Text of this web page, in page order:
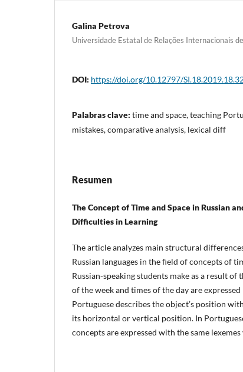
Galina Petrova
Universidade Estatal de Relações Internacionais
DOI: https://doi.org/10.12797/
Palabras clave: time and space, teaching
mistakes, comparative analysis, lexical diff
Resumen
The Concept of Time and Space in Russian
Difficulties in Learning
The article analyzes main structural
Russian languages in the field of concepts of
Russian-speaking students make as a result of
of the week and times of the day are
Portuguese describes the object’s position
its horizontal or vertical position. In
concepts are expressed with the same